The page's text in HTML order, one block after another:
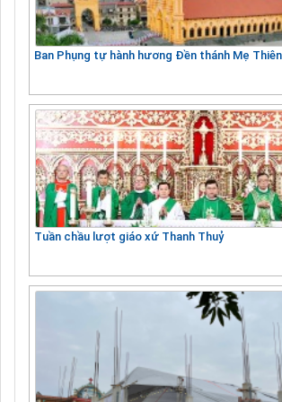
Ban Phụng tự hành hương Đền thánh Mẹ
Tuần chầu lượt giáo xứ Thanh Thuỷ